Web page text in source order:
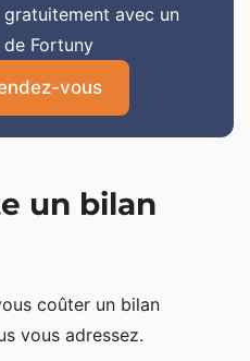
avec un
Fortuny
vous
un bilan
coûter un bilan
vous adressez.